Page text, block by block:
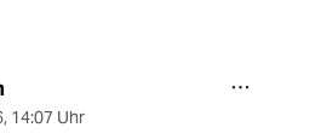
, 14:07 Uhr